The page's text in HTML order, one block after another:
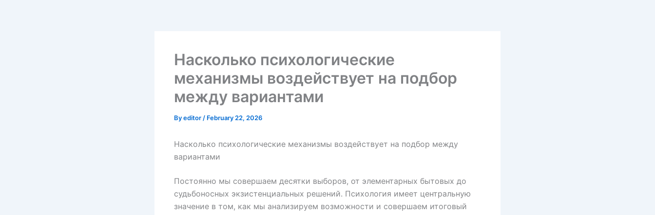
Насколько психологические
механизмы воздействует на подбор
между вариантами
Byeditor / February 22, 2026
Насколько психологические механизмы воздействует на подбор между
вариантами
Постоянно мы совершаем десятки выборов, от элементарных бытовых до
судьбоносных экзистенциальных решений. Психология имеет центральную
значение в том, как мы анализируем возможности и совершаем итоговый